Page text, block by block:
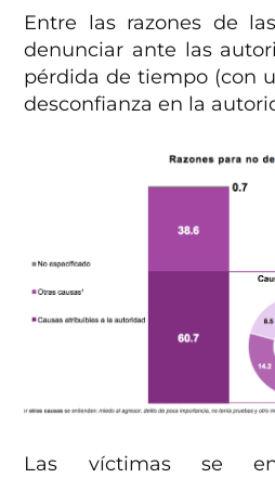
Entre las razones de
denunciar ante las
pérdida de tiempo (con
desconfianza en la
Las víctimas se